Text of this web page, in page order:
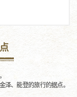
泽、能登的旅行的据点。